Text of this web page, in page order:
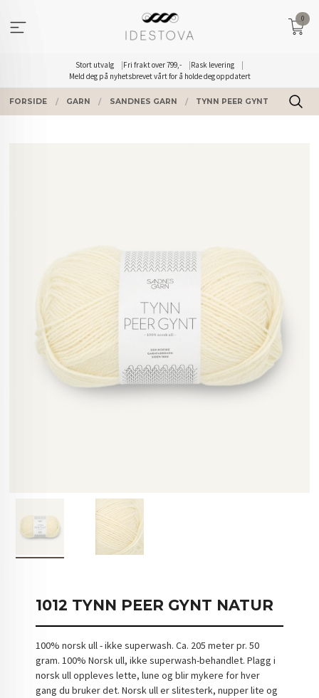
innholdet
Stort utvalg Fri frakt over 799,-
Rask levering
Meld deg på nyhetsbrevet vårt for å holde deg oppdatert
0
FORSIDE GARN SANDNES GARN TYNN PEER GYNT
1012 TYNN PEER GYNT NATUR
100% norsk ull - ikke superwash. Ca. 205 meter pr. 50
gram. 100% Norsk ull, ikke superwash-behandlet. Plagg i
norsk ull oppleves lette, lune og blir mykere for hver
gang du bruker det. Norsk ull er slitesterk, nupper lite og